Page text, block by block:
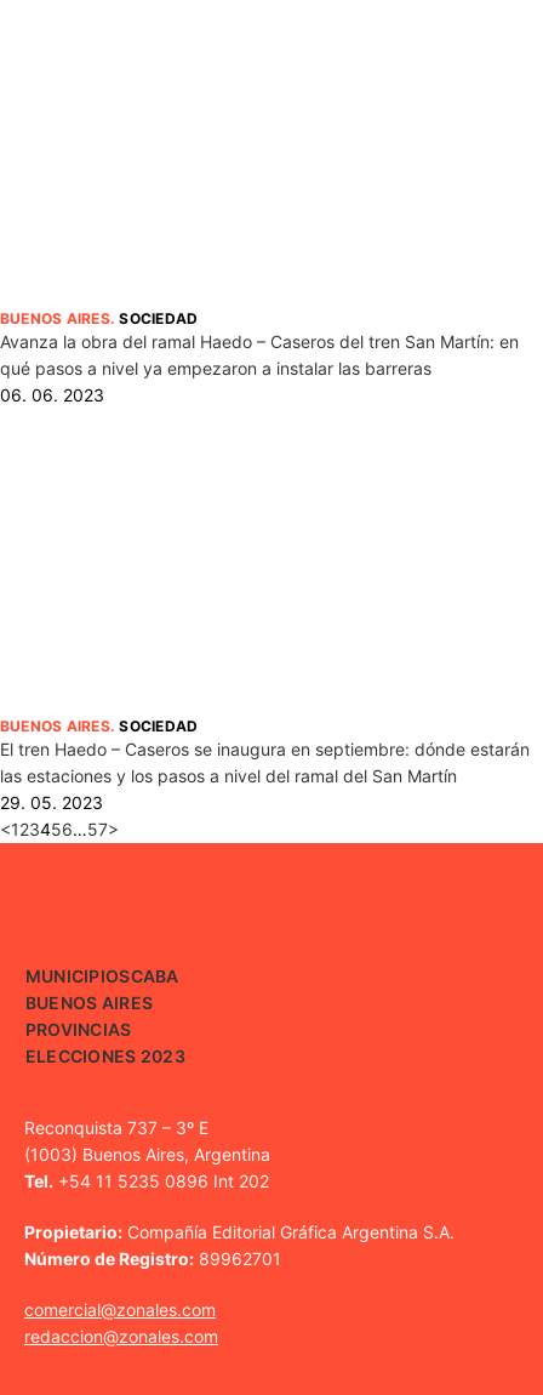
BUENOS AIRES.SOCIEDAD
Avanza la obra del ramal Haedo – Caseros del tren San Martín: en
qué pasos a nivel ya empezaron a instalar las barreras
06. 06. 2023
BUENOS AIRES.SOCIEDAD
El tren Haedo – Caseros se inaugura en septiembre: dónde estarán
las estaciones y los pasos a nivel del ramal del San Martín
29. 05. 2023
<123456…57>
MUNICIPIOSCABA
BUENOS AIRES
PROVINCIAS
ELECCIONES 2023
Reconquista 737 – 3º E
(1003) Buenos Aires, Argentina
Tel. +54 11 5235 0896 Int 202
Propietario: Compañía Editorial Gráfica Argentina S.A.
Número de Registro: 89962701
comercial@zonales.com
redaccion@zonales.com